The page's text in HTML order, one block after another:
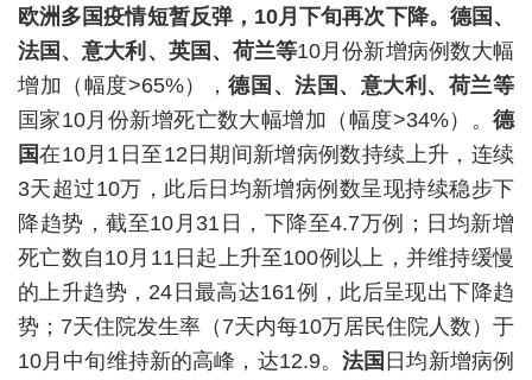
欧洲多国疫情短暂反弹，10月下旬再次下降。德国、
法国、意大利、英国、荷兰等10月份新增病例数大幅
增加（幅度>65%），德国、法国、意大利、荷兰等
国家10月份新增死亡数大幅增加（幅度>34%）。 德
国在10月1日至12日期间新增病例数持续上升，连续
3天超过10万，此后日均新增病例数呈现持续稳步下
降趋势，截至10月31日，下降至4.7万例；日均新增
死亡数自10月11日起上升至100例以上，并维持缓慢
的上升趋势，24日最高达161例，此后呈现出下降趋
势；7天住院发生率（7天内每10万居民住院人数）于
10月中旬维持新的高峰，达12.9。 法国 日均新增病例